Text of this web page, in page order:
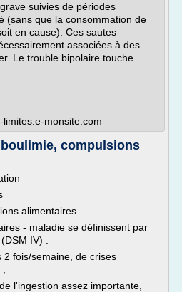
suivies de périodes
(sans que la consommation de
en cause). Ces sautes
associées à des
Le trouble bipolaire touche
monsite.com
compulsions
alimentaires
- maladie se définissent par
IV) :
fois/semaine, de crises
;
l'ingestion assez importante,